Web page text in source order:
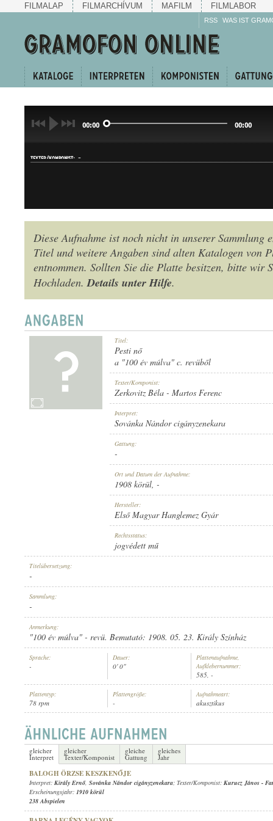
FILMALAP FILMARCHÍVUM MAFILM FILMLABOR
RSS WAS IST
00:00 00:00
INTERPRET:
TEXTER/KOMPONIST: -
GATTUNG:
1908 KÖRÜL
ELSŐ MAGYAR HANGLEMEZ GYÁR
Diese Aufnahme ist noch nicht in unserer Sammlung
Titel und weitere Angaben sind alten Katalogen von
entnommen. Sollten Sie die Platte besitzen, bitte wir
Hochladen.Details unter Hilfe.
Titel:
Pesti nő
a "100 év múlva" c. revüből
Texter/Komponist:
Zerkovitz Béla - Martos Ferenc
Interpret:
Sovánka Nándor cigányzenekara
Gattung:
-
Ort und Datum der Aufnahme:
1908 körül, -
Hersteller:
Első Magyar Hanglemez Gyár
Rechtsstatus:
jogvédett mű
Titelübersetzung:
-
Sammlung:
-
Anmerkung:
"100 év múlva" - revü. Bemutató: 1908. 05. 23. Király Színház
Sprache:
-
Dauer:
0' 0"
Plattenaufnahme,
Aufklebernummer:
585, -
Plattentyp:
78 rpm
Plattengröße:
-
Aufnahmeart:
akusztikus
gleicher
Interpret
gleicher
Texter/Komponist
gleiche
Gattung
gleiches
Jahr
BALOGH ÖRZSE KESZKENŐJE
Interpret: Király Ernő, Sovánka Nándor cigányzenekara; Texter/Komponist: Kurucz János -
Erscheinungsjahr: 1910 körül
238 Abspielen